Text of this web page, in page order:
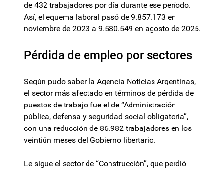
de 432 trabajadores por día durante ese período.
Así, el equema laboral pasó de 9.857.173 en
noviembre de 2023 a 9.580.549 en agosto de 2025.
Pérdida de empleo por sectores
Según pudo saber la Agencia Noticias Argentinas,
el sector más afectado en términos de pérdida de
puestos de trabajo fue el de “Administración
pública, defensa y seguridad social obligatoria”,
con una reducción de 86.982 trabajadores en los
veintiún meses del Gobierno libertario.
Le sigue el sector de “Construcción”, que perdió